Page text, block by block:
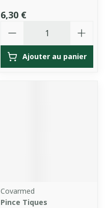
6,30 €
Ajouter au panier
Covarmed
Pince Tiques